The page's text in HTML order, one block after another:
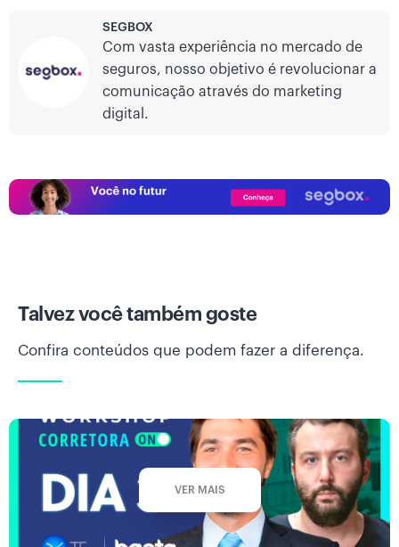
SEGBOX
Com vasta experiência no mercado de
seguros, nosso objetivo é revolucionar a
comunicação através do marketing
digital.
Talvez você também goste
Confira conteúdos que podem fazer a diferença.
VER MAIS